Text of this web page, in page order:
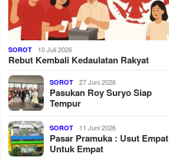
SOROT 10 Juli 2026
Rebut Kembali Kedaulatan Rakyat
SOROT 27 Juni 2026
Pasukan Roy Suryo Siap
Tempur
SOROT 11 Juni 2026
Pasar Pramuka : Usut Empat
Untuk Empat